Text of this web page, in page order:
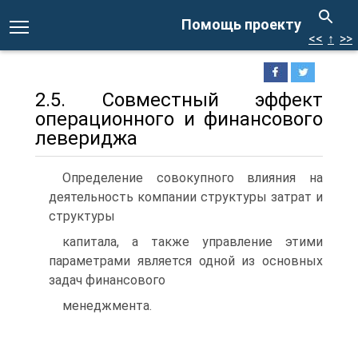
Помощь проекту
<< ↑ >>
2.5. Совместный эффект
операционного и финансового
левериджа
Определение совокупного влияния на
деятельность компании структуры затрат и
структуры
капитала, а также управление этими
параметрами является одной из основных
задач финансового
менеджмента.